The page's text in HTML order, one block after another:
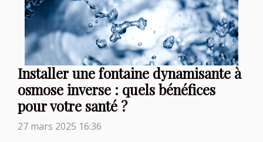
Installer une fontaine dynamisante à
osmose inverse : quels bénéfices
pour votre santé ?
27 mars 2025 16:36